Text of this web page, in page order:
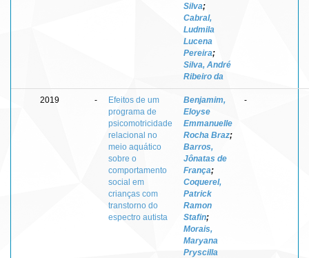
Silva;
Cabral,
Ludmila
Lucena
Pereira;
Silva, André
Ribeiro da
2019 -
Efeitos de um
programa de
psicomotricidade
relacional no
meio aquático
sobre o
comportamento
social em
crianças com
transtorno do
espectro autista
Benjamim,
Eloyse
Emmanuelle
Rocha Braz;
Barros,
Jônatas de
França;
Coquerel,
Patrick
Ramon
Stafin;
Morais,
Maryana
Pryscilla
-